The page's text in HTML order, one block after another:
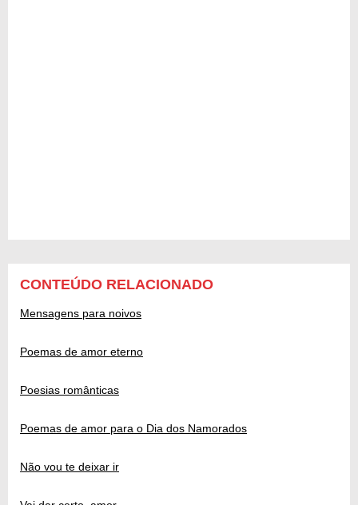
CONTEÚDO RELACIONADO
Mensagens para noivos
Poemas de amor eterno
Poesias românticas
Poemas de amor para o Dia dos Namorados
Não vou te deixar ir